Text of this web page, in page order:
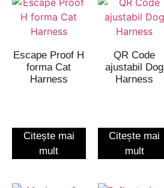
Escape Proof H
forma Cat
Harness
Citește mai
mult
QR Code
ajustabil Dog
Harness
Citește mai
mult